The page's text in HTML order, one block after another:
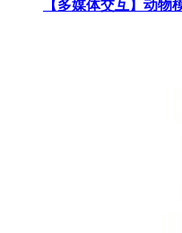
【多媒体交互】动物